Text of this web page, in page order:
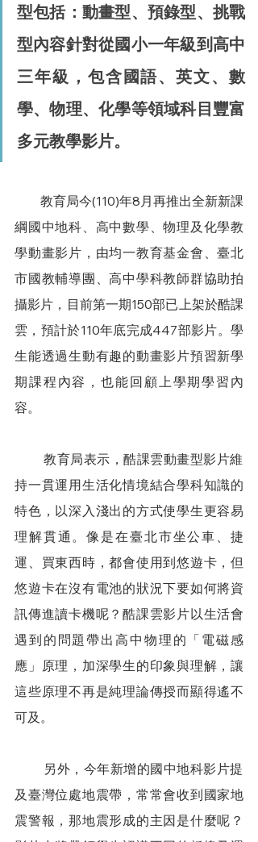
型包括：動畫型、預錄型、挑戰
型內容針對從國小一年級到高中
三年級，包含國語、英文、數
學、物理、化學等領域科目豐富
多元教學影片。
綱國中地科、高中數學、物理及化學教
學動畫影片，由均一教育基金會、臺北
市國教輔導團、高中學科教師群協助拍
攝影片，目前第一期150部已上架於酷課
雲，預計於110年底完成447部影片。學
生能透過生動有趣的動畫影片預習新學
期課程內容，也能回顧上學期學習內
容。
        教育局表示，酷課雲動畫型影片維
持一貫運用生活化情境結合學科知識的
特色，以深入淺出的方式使學生更容易
理解貫通。像是在臺北市坐公車、捷
運、買東西時，都會使用到悠遊卡，但
悠遊卡在沒有電池的狀況下要如何將資
訊傳進讀卡機呢？酷課雲影片以生活會
遇到的問題帶出高中物理的「電磁感
應」原理，加深學生的印象與理解，讓
這些原理不再是純理論傳授而顯得遙不
可及。
及臺灣位處地震帶，常常會收到國家地
震警報，那地震形成的主因是什麼呢？